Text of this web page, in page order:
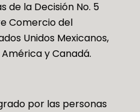
de la Decisión No. 5
Comercio del
Unidos Mexicanos,
y Canadá.
por las personas